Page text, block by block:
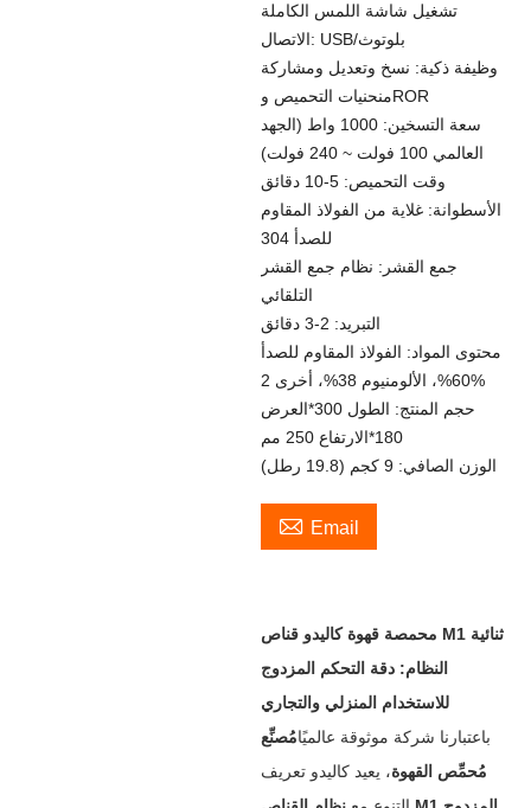
تشغيل شاشة اللمس الكاملة
الاتصال: USB/بلوتوث
وظيفة ذكية: نسخ وتعديل ومشاركة
منحنيات التحميص وROR
سعة التسخين: 1000 واط (الجهد
العالمي 100 فولت ~ 240 فولت)
وقت التحميص: 5-10 دقائق
الأسطوانة: غلاية من الفولاذ المقاوم
للصدأ 304
جمع القشر: نظام جمع القشر
التلقائي
التبريد: 2-3 دقائق
محتوى المواد: الفولاذ المقاوم للصدأ
60%، الألومنيوم 38%، أخرى 2%
حجم المنتج: الطول 300*العرض
180*الارتفاع 250 مم
الوزن الصافي: 9 كجم (19.8 رطل)
 Email
محمصة قهوة كاليدو قناص M1 ثنائية
النظام: دقة التحكم المزدوج
للاستخدام المنزلي والتجاري
باعتبارنا شركة موثوقة عالميًامُصنِّع
مُحمِّص القهوة‌، يعيد كاليدو تعريف